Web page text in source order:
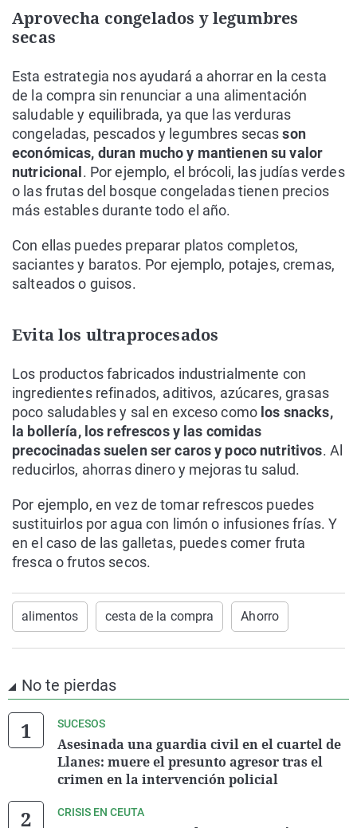
Aprovecha congelados y legumbres
secas
Esta estrategia nos ayudará a ahorrar en la cesta
de la compra sin renunciar a una alimentación
saludable y equilibrada, ya que las verduras
congeladas, pescados y legumbres secasson
económicas, duran mucho y mantienen su valor
nutricional . Por ejemplo, el brócoli, las judías verdes
o las frutas del bosque congeladas tienen precios
más estables durante todo el año.
Con ellas puedes preparar platos completos,
saciantes y baratos. Por ejemplo, potajes, cremas,
salteados o guisos.
Evita los ultraprocesados
Los productos fabricados industrialmente con
ingredientes refinados, aditivos, azúcares, grasas
poco saludables y sal en exceso como los snacks,
la bollería, los refrescos y las comidas
precocinadas suelen ser caros y poco nutritivos. Al
reducirlos, ahorras dinero y mejoras tu salud.
Por ejemplo, en vez de tomar refrescos puedes
sustituirlos por agua con limón o infusiones frías. Y
en el caso de las galletas, puedes comer fruta
fresca o frutos secos.
alimentos cesta de la compra Ahorro
No te pierdas
SUCESOS
Asesinada una guardia civil en el cuartel de
Llanes: muere el presunto agresor tras el
crimen en la intervención policial
CRISIS EN CEUTA